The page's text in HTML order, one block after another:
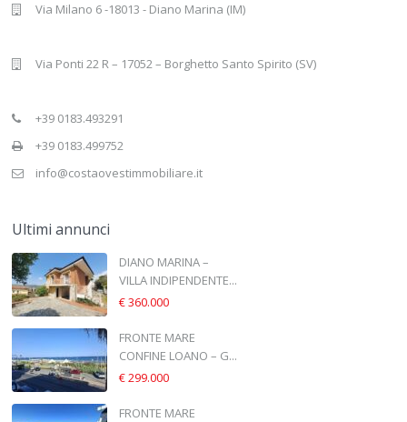
Via Milano 6 -18013 - Diano Marina (IM)
Via Ponti 22 R – 17052 – Borghetto Santo Spirito (SV)
+39 0183.493291
+39 0183.499752
info@costaovestimmobiliare.it
Ultimi annunci
DIANO MARINA –
VILLA INDIPENDENTE...
€ 360.000
FRONTE MARE
CONFINE LOANO – G...
€ 299.000
FRONTE MARE